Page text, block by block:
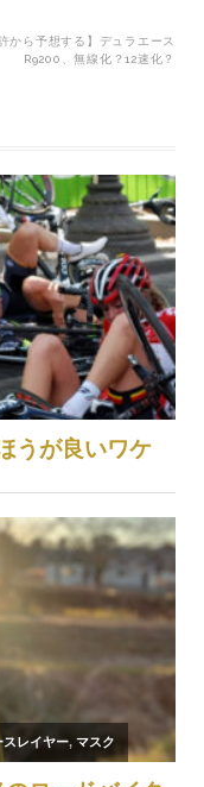
許から予想する】デュラエース
R9200、無線化？12速化？